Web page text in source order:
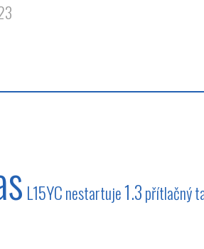
L15YCnestartuje1.3přítlačný